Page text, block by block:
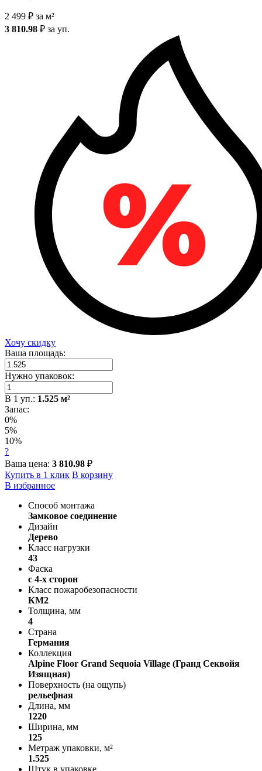
2 499 ₽ за м²
3 810.98 ₽ за уп.
Хочу скидку
Ваша площадь:
Нужно упаковок:
В 1 уп.: 1.525 м²
Запас:
0%
5%
10%
?
Ваша цена: 3 810.98 ₽
Купить в 1 клик В корзину
В избранное
Способ монтажа
Замковое соединение
Дизайн
Дерево
Класс нагрузки
43
Фаска
с 4-х сторон
Класс пожаробезопасности
КМ2
Толщина, мм
4
Страна
Германия
Коллекция
Alpine Floor Grand Sequoia Village (Гранд Секвойя
Изящная)
Поверхность (на ощупь)
рельефная
Длина, мм
1220
Ширина, мм
125
Метраж упаковки, м²
1.525
Штук в упаковке